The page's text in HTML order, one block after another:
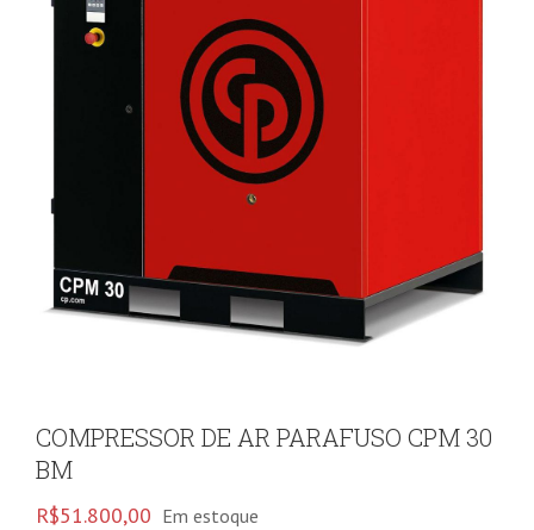
COMPRESSOR DE AR PARAFUSO CPM 30
BM
R$51.800,00 Em estoque